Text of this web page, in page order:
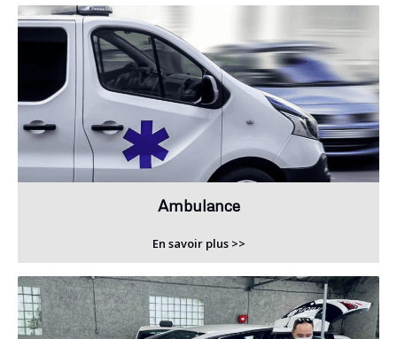
Ambulance
En savoir plus >>